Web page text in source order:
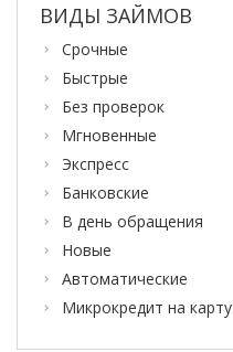
ВИДЫ ЗАЙМОВ
Срочные
Быстрые
Без проверок
Мгновенные
Экспресс
Банковские
В день обращения
Новые
Автоматические
Микрокредит на карту